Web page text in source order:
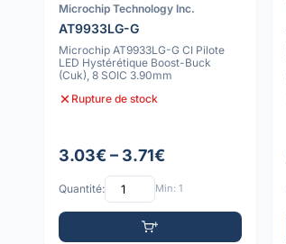
Microchip Technology Inc.
AT9933LG-G
Microchip AT9933LG-G CI Pilote
LED Hystérétique Boost-Buck
(Cuk), 8 SOIC 3.90mm
Rupture de stock
3.03€ – 3.71€
Quantité: Min: 1